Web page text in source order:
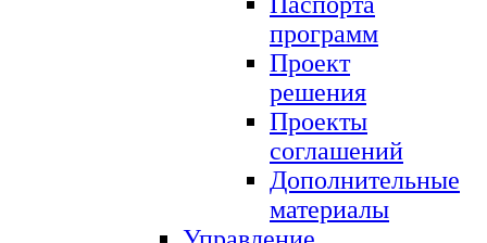
программ
Проект
решения
Проекты
соглашений
Дополнительные
материалы